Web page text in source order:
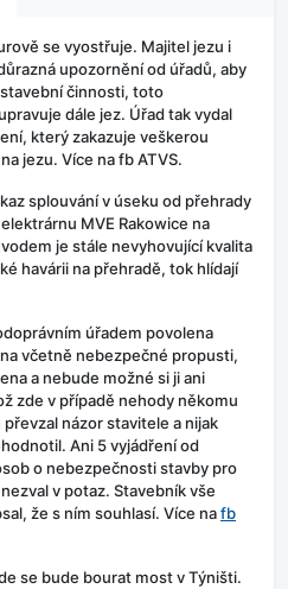
se vyostřuje. Majitel jezu i
upozornění od úřadů, aby
činnosti, toto
dále jez. Úřad tak vydal
který zakazuje veškerou
jezu. Více na fb ATVS.
splouvání v úseku od přehrady
MVE Rakowice na
je stále nevyhovující kvalita
havárii na přehradě, tok hlídají
úřadem povolena
včetně nebezpečné propusti,
a nebude možné si ji ani
zde v případě nehody někomu
názor stavitele a nijak
Ani 5 vyjádření od
o nebezpečnosti stavby pro
v potaz. Stavebník vše
že s ním souhlasí. Více nafb
se bude bourat most v Týništi.